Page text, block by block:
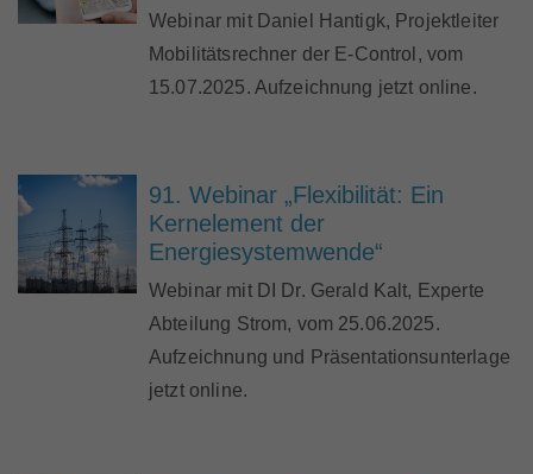
Webinar mit Daniel Hantigk, Projektleiter
Mobilitätsrechner der E-Control, vom
15.07.2025. Aufzeichnung jetzt online.
91. Webinar „Flexibilität: Ein
Kernelement der
Energiesystemwende“
Webinar mit DI Dr. Gerald Kalt, Experte
Abteilung Strom, vom 25.06.2025.
Aufzeichnung und Präsentationsunterlage
jetzt online.